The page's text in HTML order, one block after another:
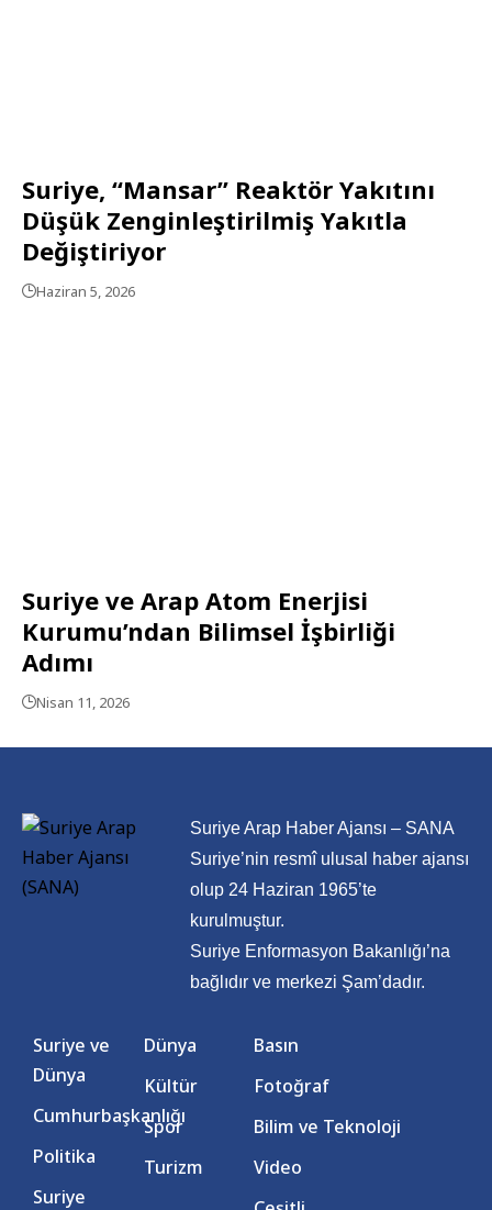
Suriye, “Mansar” Reaktör Yakıtını
Düşük Zenginleştirilmiş Yakıtla
Değiştiriyor
Haziran 5, 2026
Suriye ve Arap Atom Enerjisi
Kurumu’ndan Bilimsel İşbirliği
Adımı
Nisan 11, 2026
Suriye Arap Haber Ajansı – SANA
Suriye’nin resmî ulusal haber ajansı
olup 24 Haziran 1965’te
kurulmuştur.
Suriye Enformasyon Bakanlığı’na
bağlıdır ve merkezi Şam’dadır.
Suriye ve
Dünya
Cumhurbaşkanlığı
Politika
Suriye
Dünya
Kültür
Spor
Turizm
Basın
Fotoğraf
Bilim ve Teknoloji
Video